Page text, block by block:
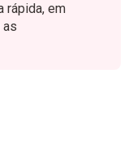
rápida, em
as